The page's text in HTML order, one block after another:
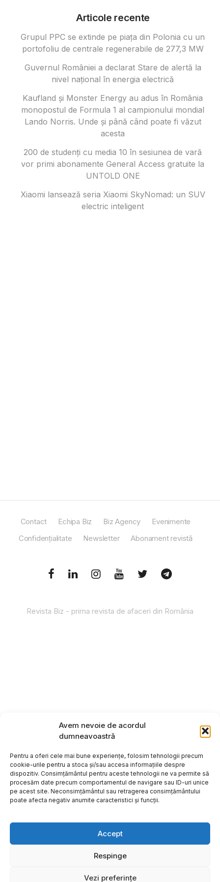
Avem nevoie de acordul
dumneavoastră
Pentru a oferi cele mai bune experiențe, folosim tehnologii precum
cookie-urile pentru a stoca și/sau accesa informațiile despre
dispozitiv. Consimțământul pentru aceste tehnologii ne va permite să
procesăm date precum comportamentul de navigare sau ID-uri unice
pe acest site. Neconsimțământul sau retragerea consimțământului
poate afecta negativ anumite caracteristici și funcții.
Accept
Respinge
Vezi preferințe
Articole recente
Grupul PPC se extinde pe piața din Polonia cu un
portofoliu de centrale regenerabile de 277,3 MW
Guvernul României a declarat Stare de alertă la
nivel național în energia electrică
Kaufland și Monster Energy au adus în România
monopostul de Formula 1 al campionului mondial
Lando Norris. Unde și până când poate fi văzut
acesta
200 de studenți cu media 10 în sesiunea de vară
vor primi abonamente General Access gratuite la
UNTOLD ONE
Xiaomi lansează seria Xiaomi SkyNomad: un SUV
electric inteligent
Contact Echipa Biz Biz Agency
Evenimente
Confidențialitate
Newsletter Abonament revistă
Revista Biz - prima revista de afaceri din România
Copyright ©2026